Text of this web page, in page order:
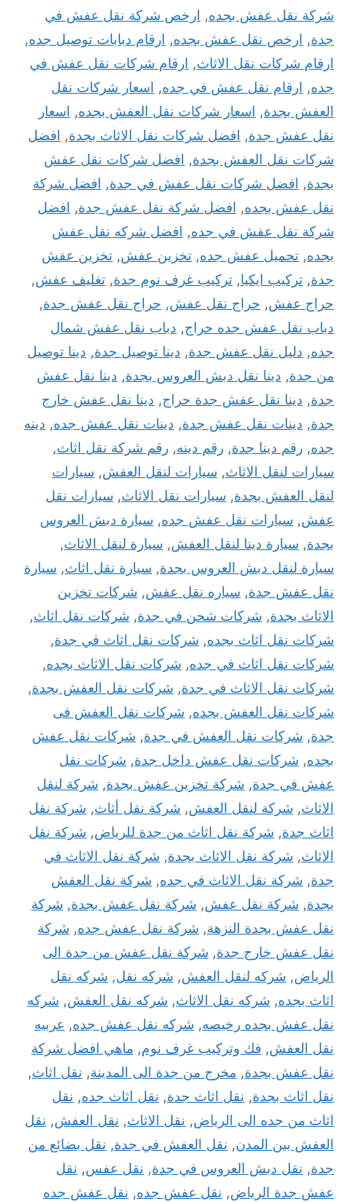
شركة نقل عفش بجده, ارخص شركة نقل عفش في
جدة, ارخص نقل عفش بجده, ارقام دبابات توصيل جده,
ارقام شركات نقل الاثاث, ارقام شركات نقل عفش في
جده, ارقام نقل عفش في جده, اسعار شركات نقل
العفش بجدة, اسعار شركات نقل العفش بجده, اسعار
نقل عفش جدة, افضل شركات نقل الاثاث بجدة, افضل
شركات نقل العفش بجدة, افضل شركات نقل عفش
بجدة, افضل شركات نقل عفش في جدة, افضل شركة
نقل عفش بجده, افضل شركة نقل عفش جدة, افضل
شركة نقل عفش في جده, افضل شركه نقل عفش
بجده, تحميل عفش جده, تخزين عفش, تخزين عفش
جدة, تركيب ايكيا, تركيب غرف نوم جدة, تغليف عفش,
حراج عفش, حراج نقل عفش, حراج نقل عفش جدة,
دباب نقل عفش جده حراج, دباب نقل عفش شمال
جده, دليل نقل عفش جدة, دينا توصيل جدة, دينا توصيل
من جدة, دينا نقل دبش العروس بجدة, دينا نقل عفش
جدة, دينا نقل عفش جدة حراج, دينا نقل عفش خارج
جدة, دينات نقل عفش جدة, دينات نقل عفش جده, دينه
جده, رقم دينا جدة, رقم دينه, رقم شركة نقل اثاث,
سيارات لنقل الاثاث, سيارات لنقل العفش, سيارات
لنقل العفش بجدة, سيارات نقل الاثاث, سيارات نقل
عفش, سيارات نقل عفش جده, سيارة دبش العروس
بجدة, سيارة دينا لنقل العفش, سيارة لنقل الاثاث,
سيارة لنقل دبش العروس بجدة, سيارة نقل اثاث, سيارة
نقل عفش جدة, سياره نقل عفش, شركات تخزين
الاثاث بجدة, شركات شحن في جدة, شركات نقل اثاث,
شركات نقل اثاث بجده, شركات نقل اثاث في جدة,
شركات نقل اثاث في جده, شركات نقل الاثاث بجده,
شركات نقل الاثاث في جدة, شركات نقل العفش بجدة,
شركات نقل العفش بجده, شركات نقل العفش فى
جدة, شركات نقل العفش في جدة, شركات نقل عفش
بجده, شركات نقل عفش داخل جدة, شركات نقل
عفش في جدة, شركة تخزين عفش بجدة, شركة لنقل
الاثاث, شركة لنقل العفش, شركة نقل أثاث, شركة نقل
اثاث جدة, شركة نقل اثاث من جدة للرياض, شركة نقل
الاثاث, شركة نقل الاثاث بجدة, شركة نقل الاثاث في
جدة, شركة نقل الاثاث في جده, شركة نقل العفش
بجدة, شركة نقل عفش, شركة نقل عفش بجدة, شركة
نقل عفش بجدة النزهة, شركة نقل عفش جده, شركة
نقل عفش خارج جدة, شركة نقل عفش من جدة الى
الرياض, شركه لنقل العفش, شركه نقل, شركه نقل
اثاث بجده, شركه نقل الاثاث, شركه نقل العفش, شركه
نقل عفش بجده رخيصه, شركه نقل عفش جده, عربيه
نقل العفش, فك وتركيب غرف نوم, ماهي افضل شركة
نقل عفش بجدة, مخرج من جدة الى المدينة, نقل اثاث,
نقل اثاث بجدة, نقل اثاث جدة, نقل اثاث جده, نقل
اثاث من جده الى الرياض, نقل الاثاث, نقل العفش, نقل
العفش بين المدن, نقل العفش في جدة, نقل بضائع من
جدة, نقل دبش العروس في جدة, نقل عفس, نقل
عفش جدة الرياض, نقل عفش جده, نقل عفش جده